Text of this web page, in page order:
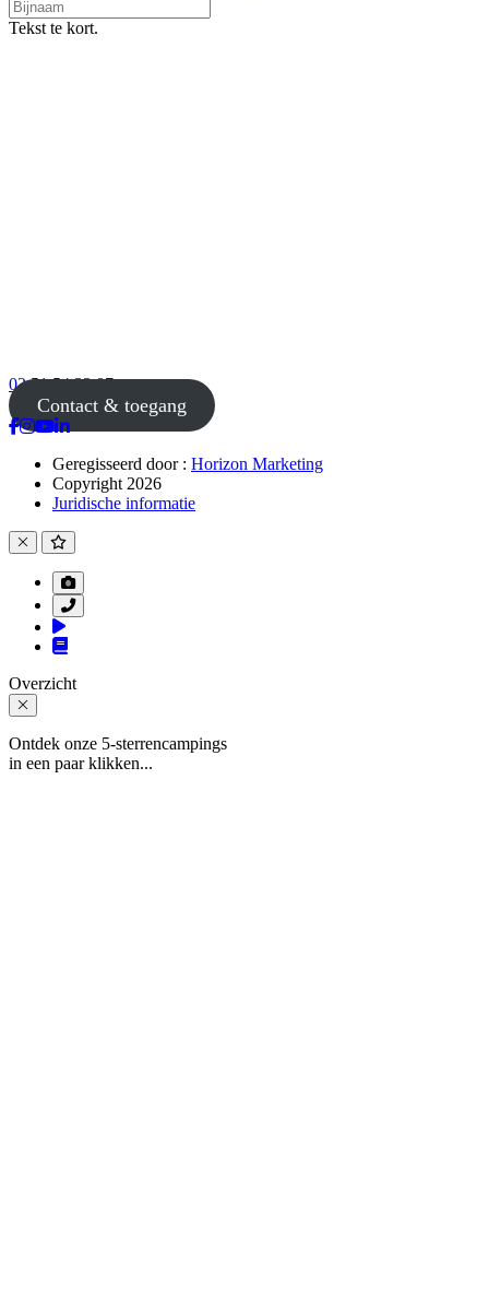
Tekst te kort.
02 51 54 33 87
Contact & toegang
Geregisseerd door : Horizon Marketing
Copyright 2026
Juridische informatie
Overzicht
Ontdek onze 5-sterrencampings
in een paar klikken...